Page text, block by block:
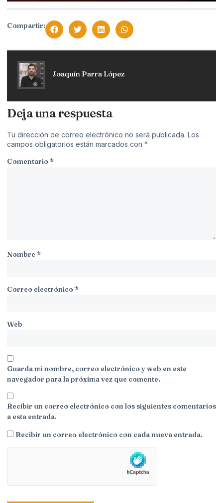
Compartir:
Joaquín Parra López
Deja una respuesta
Tu dirección de correo electrónico no será publicada. Los
campos obligatorios están marcados con *
Comentario*
Nombre*
Correo electrónico*
Web
Guarda mi nombre, correo electrónico y web en este
navegador para la próxima vez que comente.
Recibir un correo electrónico con los siguientes comentarios
a esta entrada.
Recibir un correo electrónico con cada nueva entrada.